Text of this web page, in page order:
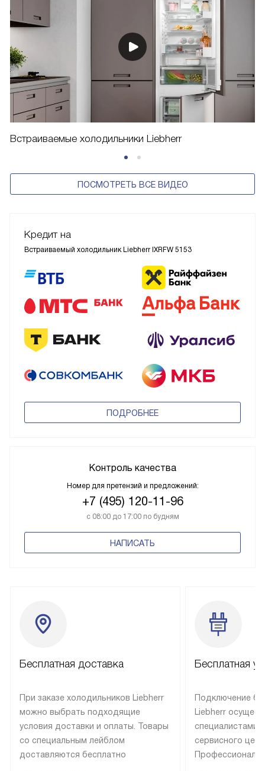
Встраиваемые холодильники Liebherr
ПОСМОТРЕТЬ ВСЕ ВИДЕО
Кредит на
Встраиваемый холодильник Liebherr IXRFW 5153
ПОДРОБНЕЕ
Контроль качества
Номер для претензий и предложений:
+7 (495) 120-11-96
с 08:00 до 17:00 по будням
НАПИСАТЬ
Бесплатная доставка
При заказе холодильников Liebherr
можно выбрать подходящие
условия доставки и оплаты. Товары
со специальным лейблом
доставляются бесплатно
Бесплатная
Подключение
Liebherr
специалистами
сервисного